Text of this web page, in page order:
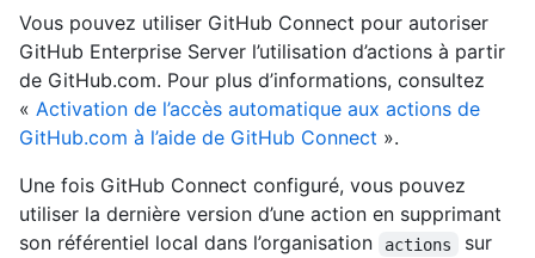
Vous pouvez utiliser GitHub Connect pour autoriser
GitHub Enterprise Server l’utilisation d’actions à partir
de GitHub.com. Pour plus d’informations, consultez
« Activation de l’accès automatique aux actions de
GitHub.com à l’aide de GitHub Connect ».
Une fois GitHub Connect configuré, vous pouvez
utiliser la dernière version d’une action en supprimant
son référentiel local dans l’organisation
actions
sur